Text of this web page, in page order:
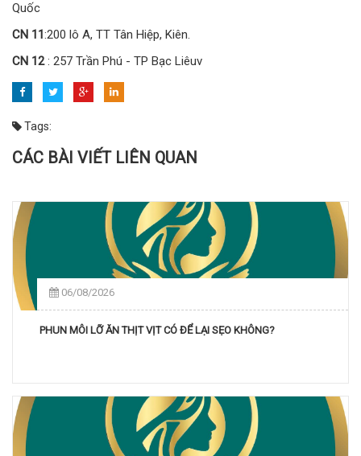
Quốc
CN 11 :200 lô A, TT Tân Hiệp, Kiên.
CN 12: 257 Trần Phú - TP Bạc Liêuv
Tags:
CÁC BÀI VIẾT LIÊN QUAN
06/08/2026
PHUN MÔI LỠ ĂN THỊT VỊT CÓ ĐỂ LẠI SẸO KHÔNG?